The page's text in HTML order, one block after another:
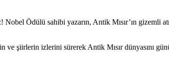
Ödülü sahibi yazarın, Antik Mısır’ın gizemli
şiirlerin izlerini sürerek Antik Mısır dünyasını